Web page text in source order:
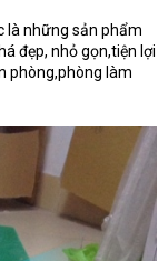
là những sản phẩm
đẹp, nhỏ gọn,tiện lợi
phòng,phòng làm